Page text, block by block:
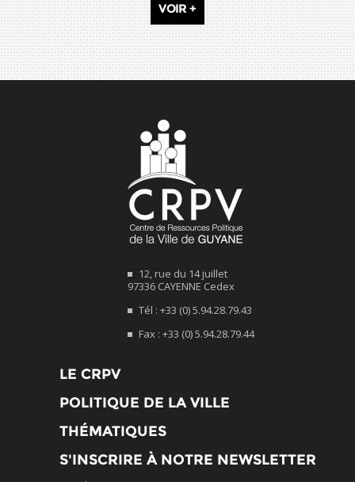
VOIR +
12, rue du 14 juillet
97336 CAYENNE Cedex
Tél : +33 (0) 5.94.28.79.43
Fax : +33 (0) 5.94.28.79.44
LE CRPV
POLITIQUE DE LA VILLE
THÉMATIQUES
S'INSCRIRE À NOTRE NEWSLETTER